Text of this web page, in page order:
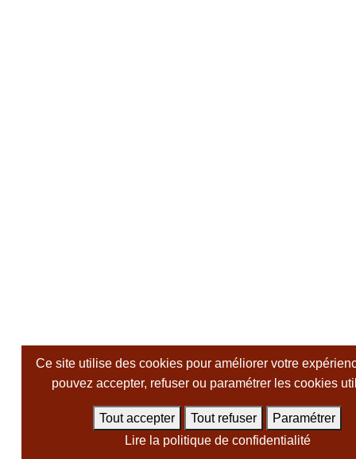
Ce site utilise des cookies pour améliorer votre
pouvez accepter, refuser ou paramétrer les cookies
Tout accepter Tout refuser
Paramétrer
Lire la politique de confidentialité